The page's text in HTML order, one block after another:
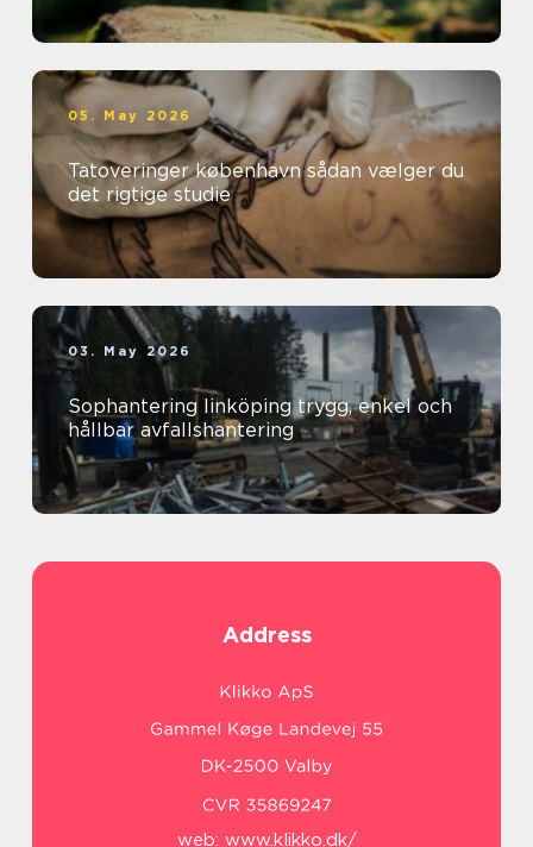
05. May 2026
Tatoveringer københavn sådan vælger du
det rigtige studie
03. May 2026
Sophantering linköping trygg, enkel och
hållbar avfallshantering
Address
web: www.klikko.dk/